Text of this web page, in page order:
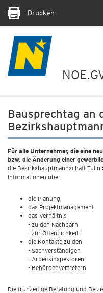
Drucken
Bausprechtag an
Für alle Unternehmer, die eine
bzw. die Änderung einer
die Bezirkshauptmannschaft Tulln
Informationen über
die Planung
das Projektmanagement
das Verhältnis
- zu den Nachbarn
- zur Öffentlichkeit
die Kontakte zu den
- Sachverständigen
- Arbeitsinspektoren
- Behördenvertretern
Die frühzeitige Beratung und